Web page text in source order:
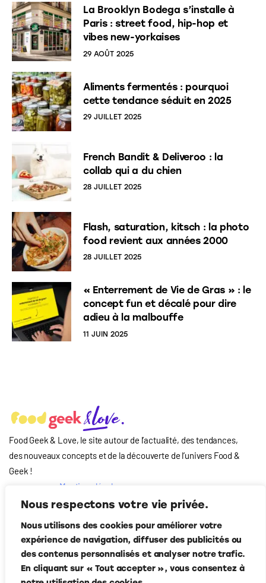
Nous respectons votre vie privée.
Nous utilisons des cookies pour améliorer votre
expérience de navigation, diffuser des publicités ou
des contenus personnalisés et analyser notre trafic.
En cliquant sur « Tout accepter », vous consentez à
La Brooklyn Bodega s’installe à
Paris : street food, hip-hop et
vibes new-yorkaises
29 AOÛT 2025
Aliments fermentés : pourquoi
cette tendance séduit en 2025
29 JUILLET 2025
French Bandit & Deliveroo : la
collab qui a du chien
28 JUILLET 2025
Flash, saturation, kitsch : la photo
food revient aux années 2000
28 JUILLET 2025
« Enterrement de Vie de Gras » : le
concept fun et décalé pour dire
adieu à la malbouffe
11 JUIN 2025
Food Geek & Love, le site autour de l’actualité, des tendances,
des nouveaux concepts et de la découverte de l’univers Food&
Geek !
Mentions légales
Qui-sommes nous
Contact
Suivez-nous